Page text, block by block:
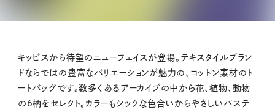
キッピスから待望のニューフェイスが登場。テキスタイルブラン
ドならではの豊富なバリエーションが魅力の、コットン素材のト
ートバッグです。数多くあるアーカイブの中から花、植物、動物
の 6柄をセレクト。カラーもシックな色合いからやさしいパステ